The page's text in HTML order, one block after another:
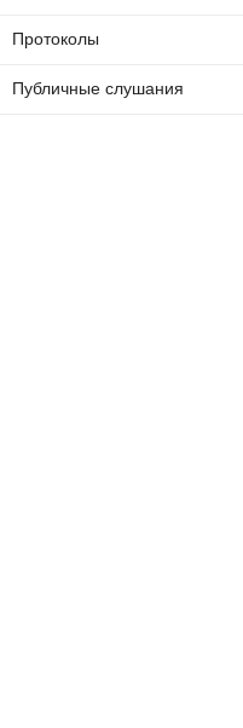
Протоколы
Публичные слушания